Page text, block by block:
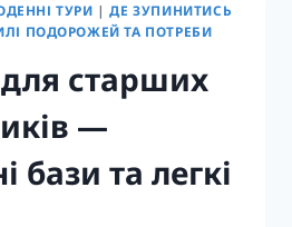
ТУРИ |ДЕ ЗУПИНИТИСЬ
ПОДОРОЖЕЙ ТА ПОТРЕБИ
для старших
—
бази та легкі